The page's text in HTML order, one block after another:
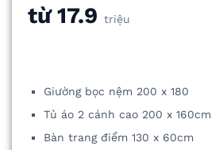
từ 17.9 triệu
Giường bọc nệm 200 x 180
Tủ áo 2 cánh cao 200 x 160cm
Bàn trang điểm 130 x 60cm